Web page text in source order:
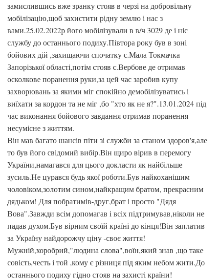
замислившись вже зранку стояв в черзі на добровільну
мобілізацію,щоб захистити рідну землю і нас з
вами.25.02.2022р його мобілізували в в/ч 3029 де і ніс
службу до останнього подиху.Півтора року був в зоні
бойових дій ,захищаючи спочатку с.Мала Токмачка
Запорізької області,потім стояв с.Вербове де отримав
осколкове поранення руки,за цей час заробив купу
захворювань за якими міг спокійно демобілізуватись і
виїхати за кордон та не міг ,бо "хто як не я?".13.01.2024 під
час виконання бойового завдання отримав поранення
несумісне з життям.
Він мав багато шансів піти зі служби за станом здоров'я,але
то був його свідомий вибір.Він щиро вірив в перемогу
України,намагався для цього докласти як найбільше
зусиль.Не цурався будь якої роботи.Був найкоханішим
чоловіком,золотим сином,найкращим братом, прекрасним
дядьком! Для побратимів-друг,брат і просто "Дядя
Вова".Завжди всім допомагав і всіх підтримував,ніколи не
падав духом.Був вірним своїй країні до кінця!Він заплатив
за Україну найдорожчу ціну -своє життя!
Мужній,хоробрий,"людина слова",воїн,який знав ,що таке
совість,честь і той ,кому є різниця під яким небом жити.До
останнього подиху гідно стояв на захисті країни!